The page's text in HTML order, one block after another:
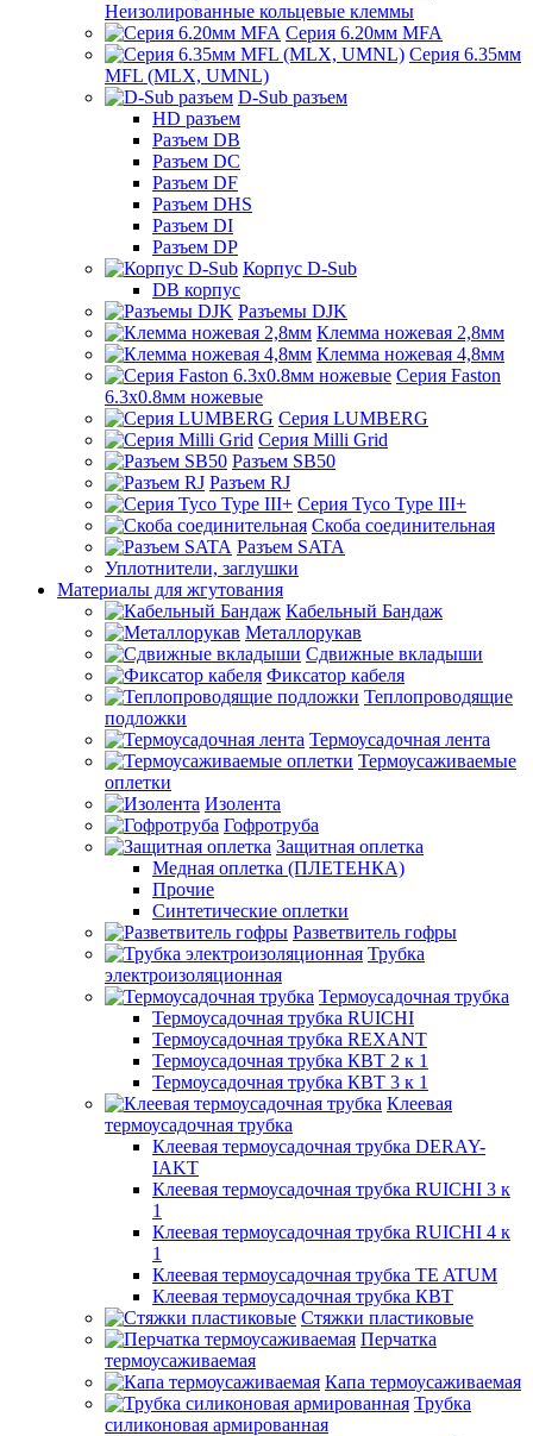
Неизолированные кольцевые клеммы
Серия 6.20мм MFA
Серия 6.35мм
MFL (MLX, UMNL)
D-Sub разъем
HD разъем
Разъем DB
Разъем DC
Разъем DF
Разъем DHS
Разъем DI
Разъем DP
Корпус D-Sub
DB корпус
Разъемы DJK
Клемма ножевая 2,8мм
Клемма ножевая 4,8мм
Серия Faston
6.3х0.8мм ножевые
Серия LUMBERG
Серия Milli Grid
Разъем SB50
Разъем RJ
Серия Tyco Type III+
Скоба соединительная
Разъем SATA
Уплотнители, заглушки
Материалы для жгутования
Кабельный Бандаж
Металлорукав
Сдвижные вкладыши
Фиксатор кабеля
Теплопроводящие
подложки
Термоусадочная лента
Термоусаживаемые
оплетки
Изолента
Гофротруба
Защитная оплетка
Медная оплетка (ПЛЕТЕНКА)
Прочие
Синтетические оплетки
Разветвитель гофры
Трубка
электроизоляционная
Термоусадочная трубка
Термоусадочная трубка RUICHI
Термоусадочная трубка REXANT
Термоусадочная трубка КВТ 2 к 1
Термоусадочная трубка КВТ 3 к 1
Клеевая
термоусадочная трубка
Клеевая термоусадочная трубка DERAY-
IAKT
Клеевая термоусадочная трубка RUICHI 3 к
1
Клеевая термоусадочная трубка RUICHI 4 к
1
Клеевая термоусадочная трубка TE ATUM
Клеевая термоусадочная трубка КВТ
Стяжки пластиковые
Перчатка
термоусаживаемая
Капа термоусаживаемая
Трубка
силиконовая армированная